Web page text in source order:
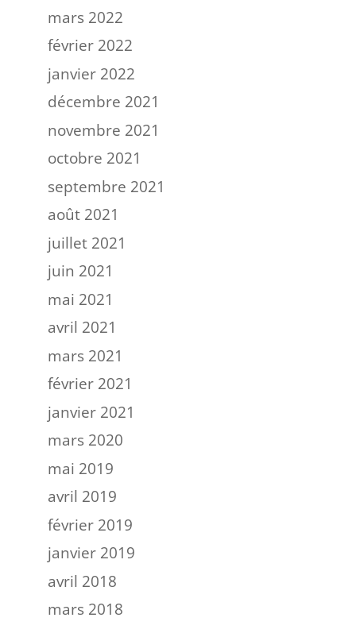
mars 2022
février 2022
janvier 2022
décembre 2021
novembre 2021
octobre 2021
septembre 2021
août 2021
juillet 2021
juin 2021
mai 2021
avril 2021
mars 2021
février 2021
janvier 2021
mars 2020
mai 2019
avril 2019
février 2019
janvier 2019
avril 2018
mars 2018